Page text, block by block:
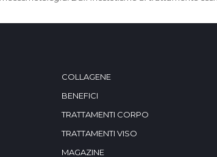
COLLAGENE
BENEFICI
TRATTAMENTI CORPO
TRATTAMENTI VISO
MAGAZINE